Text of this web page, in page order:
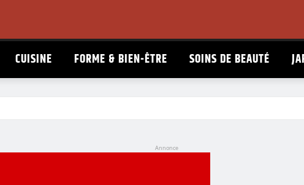
CUISINE FORME & BIEN-ÊTRE SOINS DE BEAUTÉ
Annonce